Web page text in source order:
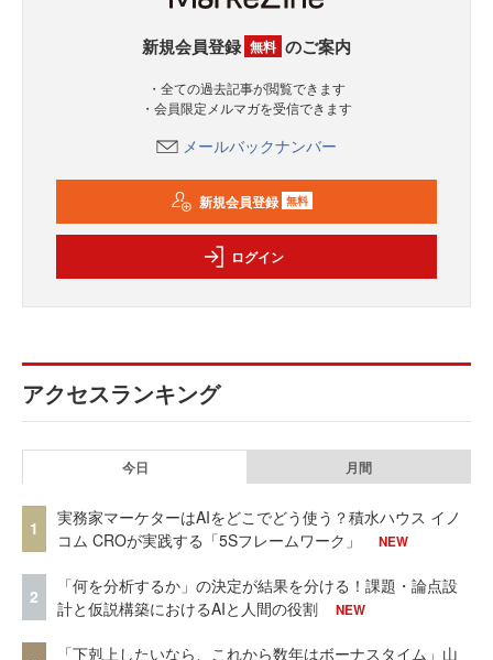
新規会員登録 無料 のご案内
・全ての過去記事が閲覧できます
・会員限定メルマガを受信できます
メールバックナンバー
新規会員登録 無料
ログイン
アクセスランキング
今日 月間
1
実務家マーケターはAIをどこでどう使う？積水ハウス イノ
コム CROが実践する「5Sフレームワーク」
NEW
2
「何を分析するか」の決定が結果を分ける！課題・論点設
計と仮説構築におけるAIと人間の役割
NEW
「下剋上したいなら、これから数年はボーナスタイム」山